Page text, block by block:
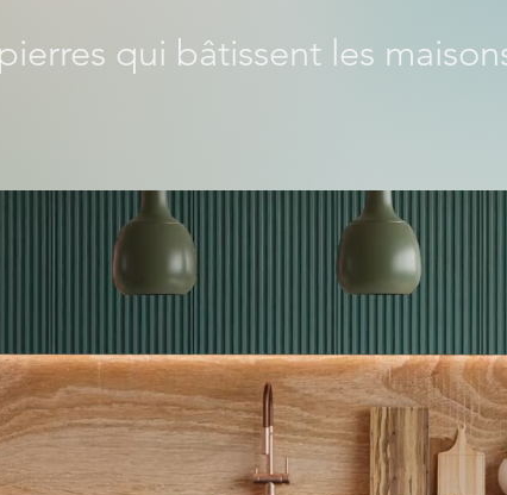
qui bâtissent les